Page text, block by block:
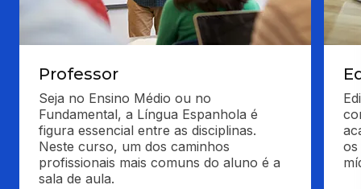
Professor
Seja no Ensino Médio ou no
Fundamental, a Língua Espanhola é
figura essencial entre as disciplinas.
Neste curso, um dos caminhos
profissionais mais comuns do aluno é a
sala de aula.
os